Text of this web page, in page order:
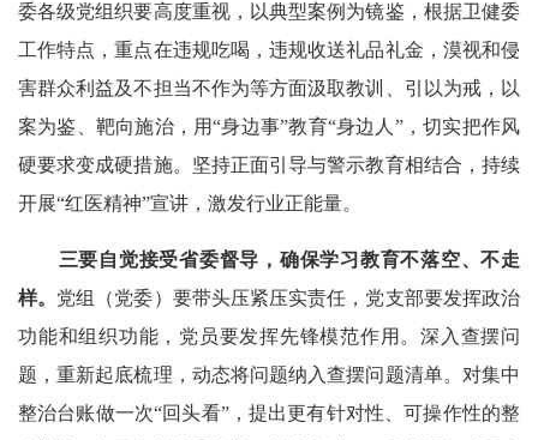
委各级党组织要高度重视，以典型案例为镜鉴，根据卫健委
工作特点，重点在违规吃喝，违规收送礼品礼金，漠视和侵
害群众利益及不担当不作为等方面汲取教训、引以为戒，以
案为鉴、靶向施治，用“身边事”教育“身边人”，切实把作风
硬要求变成硬措施。坚持正面引导与警示教育相结合，持续
开展“红医精神”宣讲，激发行业正能量。
三要自觉接受省委督导，确保学习教育不落空、不走
样。 党组（党委）要带头压紧压实责任，党支部要发挥政治
功能和组织功能，党员要发挥先锋模范作用。深入查摆问
题，重新起底梳理，动态将问题纳入查摆问题清单。对集中
整治台账做一次“回头看”，提出更有针对性、可操作性的整